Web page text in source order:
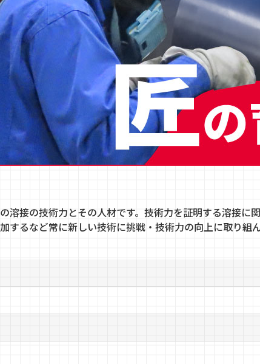
レンダーのライセンスを導入
設備に関する製品の設計製造及びサービス」にて取得
制
社長に伊藤広一が就任
製品の設計・製造及びサービス（保守・点検・修理）」
溶接の技術力とその人材です。技術力を証明する溶接
するなど常に新しい技術に挑戦・技術力の向上に取り組ん